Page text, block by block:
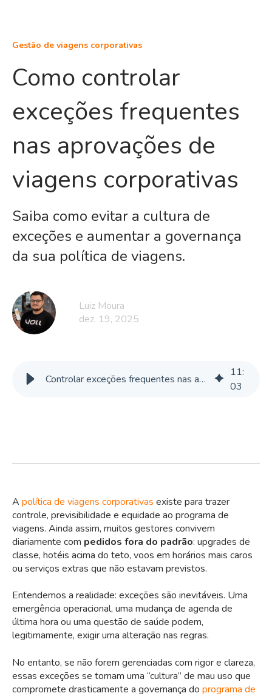
Gestão de viagens corporativas
Como controlar
exceções frequentes
nas aprovações de
viagens corporativas
Saiba como evitar a cultura de
exceções e aumentar a governança
da sua política de viagens.
Luiz Moura
dez. 19, 2025
Controlar exceções frequentes nas aprovações de viagens corporativas
11:
03
A política de viagens corporativas existe para trazer
controle, previsibilidade e equidade ao programa de
viagens. Ainda assim, muitos gestores convivem
diariamente com pedidos fora do padrão: upgrades de
classe, hotéis acima do teto, voos em horários mais caros
ou serviços extras que não estavam previstos.
Entendemos a realidade: exceções são inevitáveis. Uma
emergência operacional, uma mudança de agenda de
última hora ou uma questão de saúde podem,
legitimamente, exigir uma alteração nas regras.
No entanto, se não forem gerenciadas com rigor e clareza,
essas exceções se tornam uma “cultura” de mau uso que
compromete drasticamente a governança do programa de